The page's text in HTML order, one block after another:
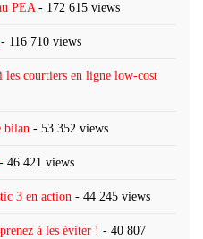
PEA- 172 615 views
- 116 710 views
courtiers en ligne low-cost
bilan - 53 352 views
- 46 421 views
3 en action - 44 245 views
à les éviter ! - 40 807